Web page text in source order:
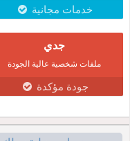
خدمات مجانية
جدي
ملفات شخصية عالية الجودة
جودة مؤكدة